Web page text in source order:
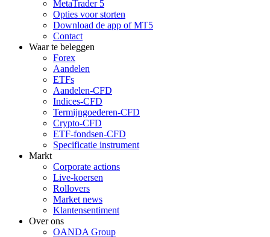
MetaTrader 5
Opties voor storten
Download de app of MT5
Contact
Waar te beleggen
Forex
Aandelen
ETFs
Aandelen-CFD
Indices-CFD
Termijngoederen-CFD
Crypto-CFD
ETF-fondsen-CFD
Specificatie instrument
Markt
Corporate actions
Live-koersen
Rollovers
Market news
Klantensentiment
Over ons
OANDA Group